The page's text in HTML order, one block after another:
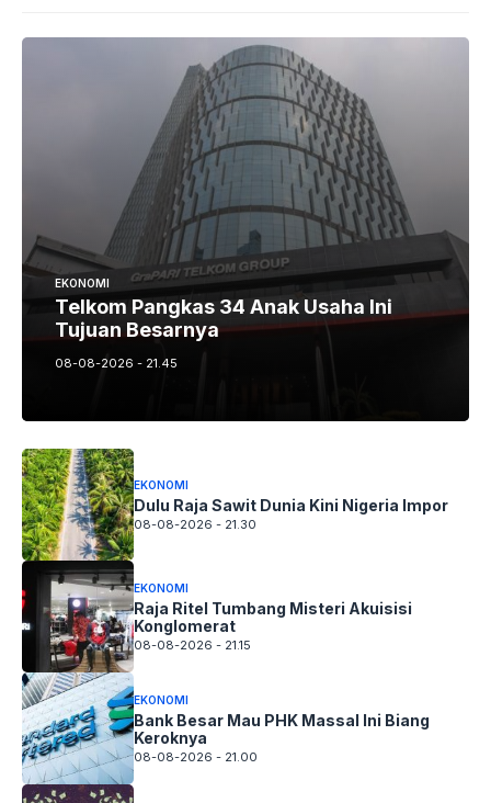
EKONOMI
Telkom Pangkas 34 Anak Usaha Ini
Tujuan Besarnya
08-08-2026 - 21.45
EKONOMI
Dulu Raja Sawit Dunia Kini Nigeria Impor
08-08-2026 - 21.30
EKONOMI
Raja Ritel Tumbang Misteri Akuisisi
Konglomerat
08-08-2026 - 21.15
EKONOMI
Bank Besar Mau PHK Massal Ini Biang
Keroknya
08-08-2026 - 21.00